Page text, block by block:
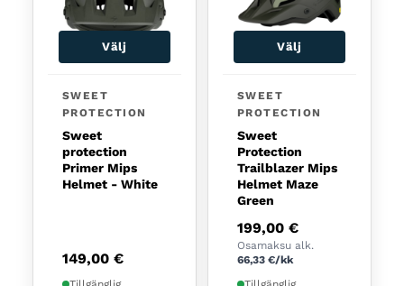
Välj
SWEET
PROTECTION
Sweet
protection
Primer Mips
Helmet - White
149,00 €
Välj
SWEET
PROTECTION
Sweet
Protection
Trailblazer Mips
Helmet Maze
Green
199,00 €
Osamaksu alk.
66,33 €/kk